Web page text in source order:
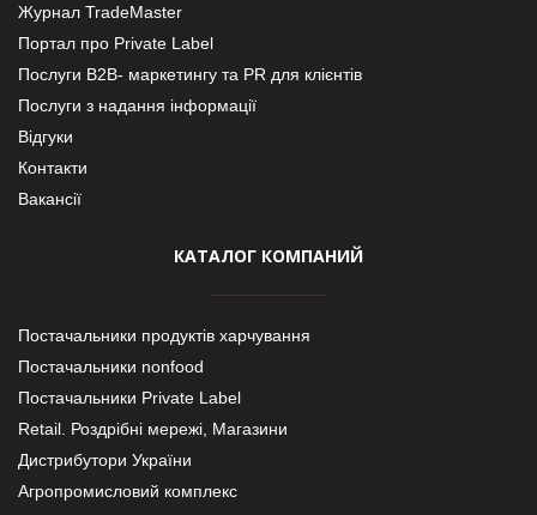
Журнал TradeMaster
Портал про Private Label
Послуги В2В- маркетингу та PR для клієнтів
Послуги з надання інформації
Відгуки
Контакти
Вакансії
КАТАЛОГ КОМПАНИЙ
Постачальники продуктів харчування
Постачальники nonfood
Постачальники Private Label
Retail. Роздрібні мережі, Магазини
Дистрибутори України
Агропромисловий комплекс